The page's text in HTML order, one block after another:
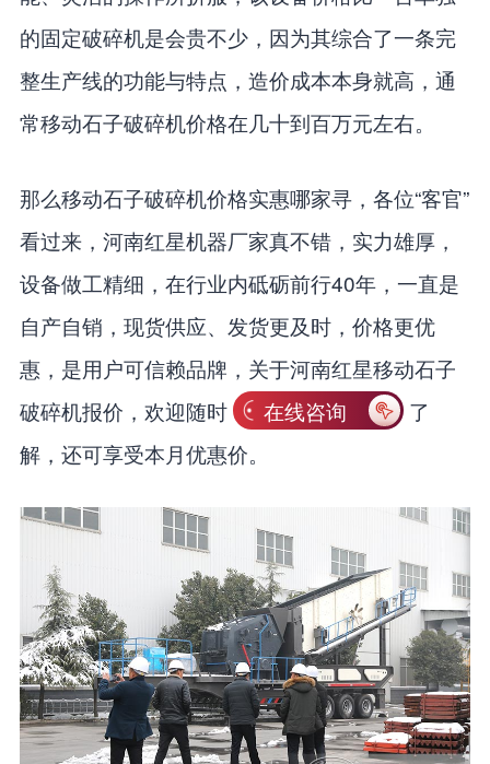
的固定破碎机是会贵不少，因为其综合了一条完
整生产线的功能与特点，造价成本本身就高，通
常移动石子破碎机价格在几十到百万元左右。
那么移动石子破碎机价格实惠哪家寻，各位“客官”
看过来，河南红星机器厂家真不错，实力雄厚，
设备做工精细，在行业内砥砺前行40年，一直是
自产自销，现货供应、发货更及时，价格更优
惠，是用户可信赖品牌，关于河南红星移动石子
破碎机报价，欢迎随时
在线咨询
了
解，还可享受本月优惠价。